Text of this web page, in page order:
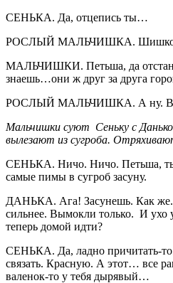
СЕНЬКА. Да, отцепись ты…
РОСЛЫЙ МАЛЬЧИШКА.
МАЛЬЧИШКИ. Петьша, да
знаешь…они ж друг за друга
РОСЛЫЙ МАЛЬЧИШКА. А ну. В
Мальчишки суют Сеньку с
вылезают из сугроба.
СЕНЬКА. Ничо. Ничо. Петьша,
самые пимы в сугроб засуну.
ДАНЬКА. Ага! Засунешь. Как
сильнее. Вымокли только. И ухо
теперь домой идти?
СЕНЬКА. Да, ладно причитать-
связать. Красную. А этот… все
валенок-то у тебя дырявый…